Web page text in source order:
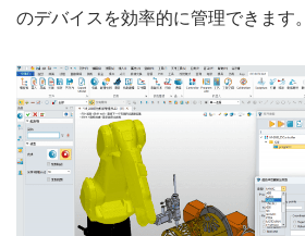
のデバイスを効率的に管理できます。